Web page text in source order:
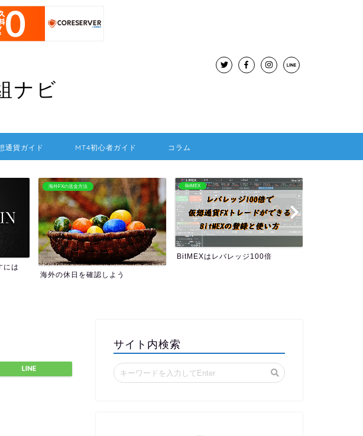
ナビ
通貨ガイド MT4初心者ガイド コラム
には
海外FXの送金方法
海外の休日を確認しよう
BitMEX
BitMEXはレバレッジ100倍
サイト内検索